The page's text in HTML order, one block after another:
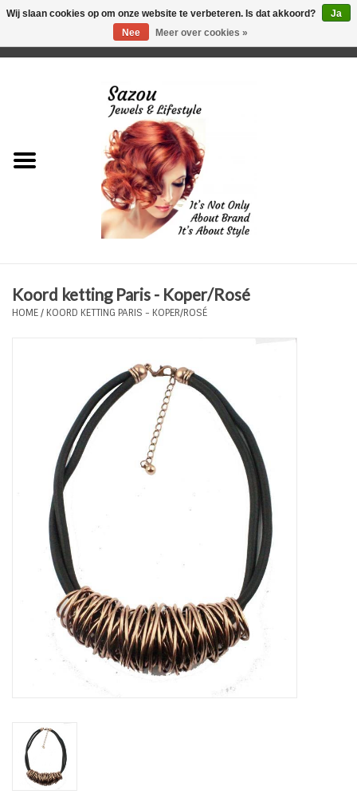
Just for Him
Plus Size Sieraden
Tassen en meer
Haaraccesoires
Zonnebrillen
Fashion
ON THE BEACH
Charmin*s
Ohlala Jewels
INSPIRATIE
Koord ketting Paris - Koper/Rosé
HOME/ KOORD KETTING PARIS - KOPER/ROSÉ
Wij slaan cookies op om onze website te verbeteren. Is dat akkoord?
Ja
Nee
Meer over cookies »